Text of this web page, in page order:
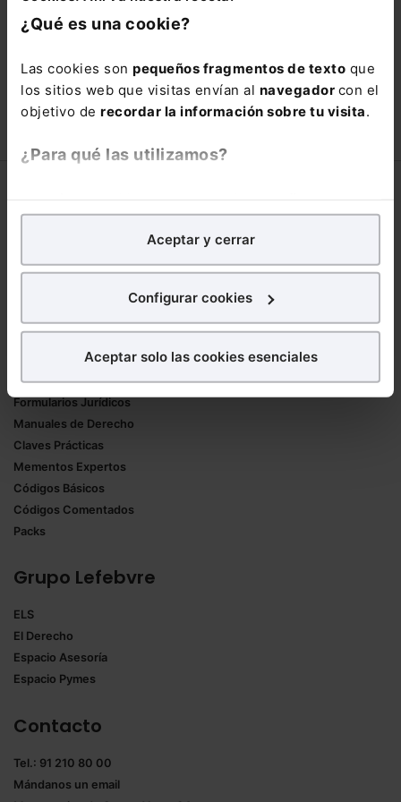
¿Qué es una cookie?
Las cookies son pequeños fragmentos de texto que
los sitios web que visitas envían al navegador con el
objetivo de recordar la información sobre tu visita.
¿Para qué las utilizamos?
analíticospara tratar demejorar tu experienciaen
nuestra página web. También con fines publicitarios,
para poder mostrarte publicidad y contenidos de tu
¿Qué puedes hacer?
experiencia en la web sea óptima
todas las cookies excepto aquellas imprescindibles.
seleccionar solo aquellas que quieras permitir en tu
navegador. Si no seleccionas ninguna utilizaremos
Aceptar y cerrar
Configurar cookies
Aceptar solo las cookies esenciales
está oportunidad y adquiere tu acceso
con un25% de descuento
110,00€ 66,00€
COMPRAR
Trabaja con nosotros
Mementos
Formularios Jurídicos
Manuales de Derecho
Claves Prácticas
Mementos Expertos
Códigos Básicos
Códigos Comentados
Packs
Grupo Lefebvre
ELS
El Derecho
Espacio Asesoría
Espacio Pymes
Contacto
Tel.: 91 210 80 00
Mándanos un email